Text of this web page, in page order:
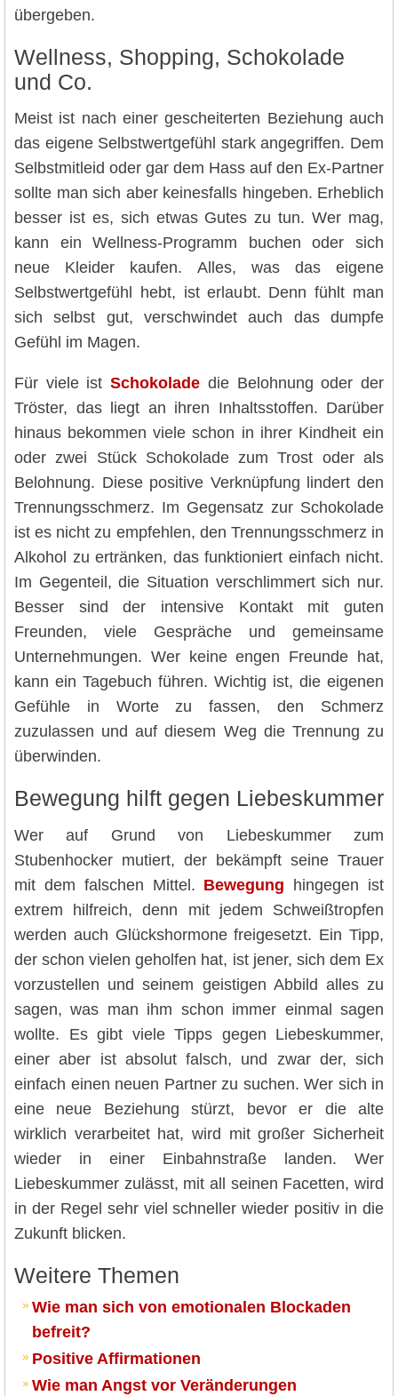
übergeben.
Wellness, Shopping, Schokolade
und Co.
Meist ist nach einer gescheiterten Beziehung auch
das eigene Selbstwertgefühl stark angegriffen. Dem
Selbstmitleid oder gar dem Hass auf den Ex-Partner
sollte man sich aber keinesfalls hingeben. Erheblich
besser ist es, sich etwas Gutes zu tun. Wer mag,
kann ein Wellness-Programm buchen oder sich
neue Kleider kaufen. Alles, was das eigene
Selbstwertgefühl hebt, ist erlaubt. Denn fühlt man
sich selbst gut, verschwindet auch das dumpfe
Gefühl im Magen.
Für viele istSchokolade die Belohnung oder der
Tröster, das liegt an ihren Inhaltsstoffen. Darüber
hinaus bekommen viele schon in ihrer Kindheit ein
oder zwei Stück Schokolade zum Trost oder als
Belohnung. Diese positive Verknüpfung lindert den
Trennungsschmerz. Im Gegensatz zur Schokolade
ist es nicht zu empfehlen, den Trennungsschmerz in
Alkohol zu ertränken, das funktioniert einfach nicht.
Im Gegenteil, die Situation verschlimmert sich nur.
Besser sind der intensive Kontakt mit guten
Freunden, viele Gespräche und gemeinsame
Unternehmungen. Wer keine engen Freunde hat,
kann ein Tagebuch führen. Wichtig ist, die eigenen
Gefühle in Worte zu fassen, den Schmerz
zuzulassen und auf diesem Weg die Trennung zu
überwinden.
Bewegung hilft gegen Liebeskummer
Wer auf Grund von Liebeskummer zum
Stubenhocker mutiert, der bekämpft seine Trauer
mit dem falschen Mittel. Bewegung hingegen ist
extrem hilfreich, denn mit jedem Schweißtropfen
werden auch Glückshormone freigesetzt. Ein Tipp,
der schon vielen geholfen hat, ist jener, sich dem Ex
vorzustellen und seinem geistigen Abbild alles zu
sagen, was man ihm schon immer einmal sagen
wollte. Es gibt viele Tipps gegen Liebeskummer,
einer aber ist absolut falsch, und zwar der, sich
einfach einen neuen Partner zu suchen. Wer sich in
eine neue Beziehung stürzt, bevor er die alte
wirklich verarbeitet hat, wird mit großer Sicherheit
wieder in einer Einbahnstraße landen. Wer
Liebeskummer zulässt, mit all seinen Facetten, wird
in der Regel sehr viel schneller wieder positiv in die
Zukunft blicken.
Weitere Themen
Wie man sich von emotionalen Blockaden
befreit?
Positive Affirmationen
Wie man Angst vor Veränderungen